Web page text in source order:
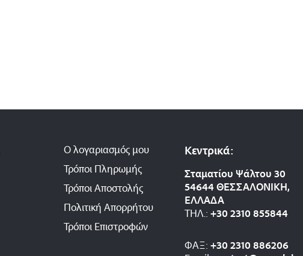
Ο λογαριασμός μου
Τρόποι Πληρωμής
Τρόποι Αποστολής
Πολιτική Απορρήτου
Τρόποι Επιστροφών
Κεντρικά:
Σταματίου Ψάλτου 30
54644 ΘΕΣΣΑΛΟΝΙΚΗ,
ΕΛΛΑΔΑ
ΤΗΛ.:+30 2310 855844
ΦΑΞ:+30 2310 886206